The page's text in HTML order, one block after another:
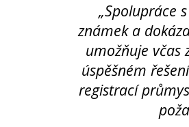
„Spolupráce
známek a
umožňuje včas
úspěšném
registrací